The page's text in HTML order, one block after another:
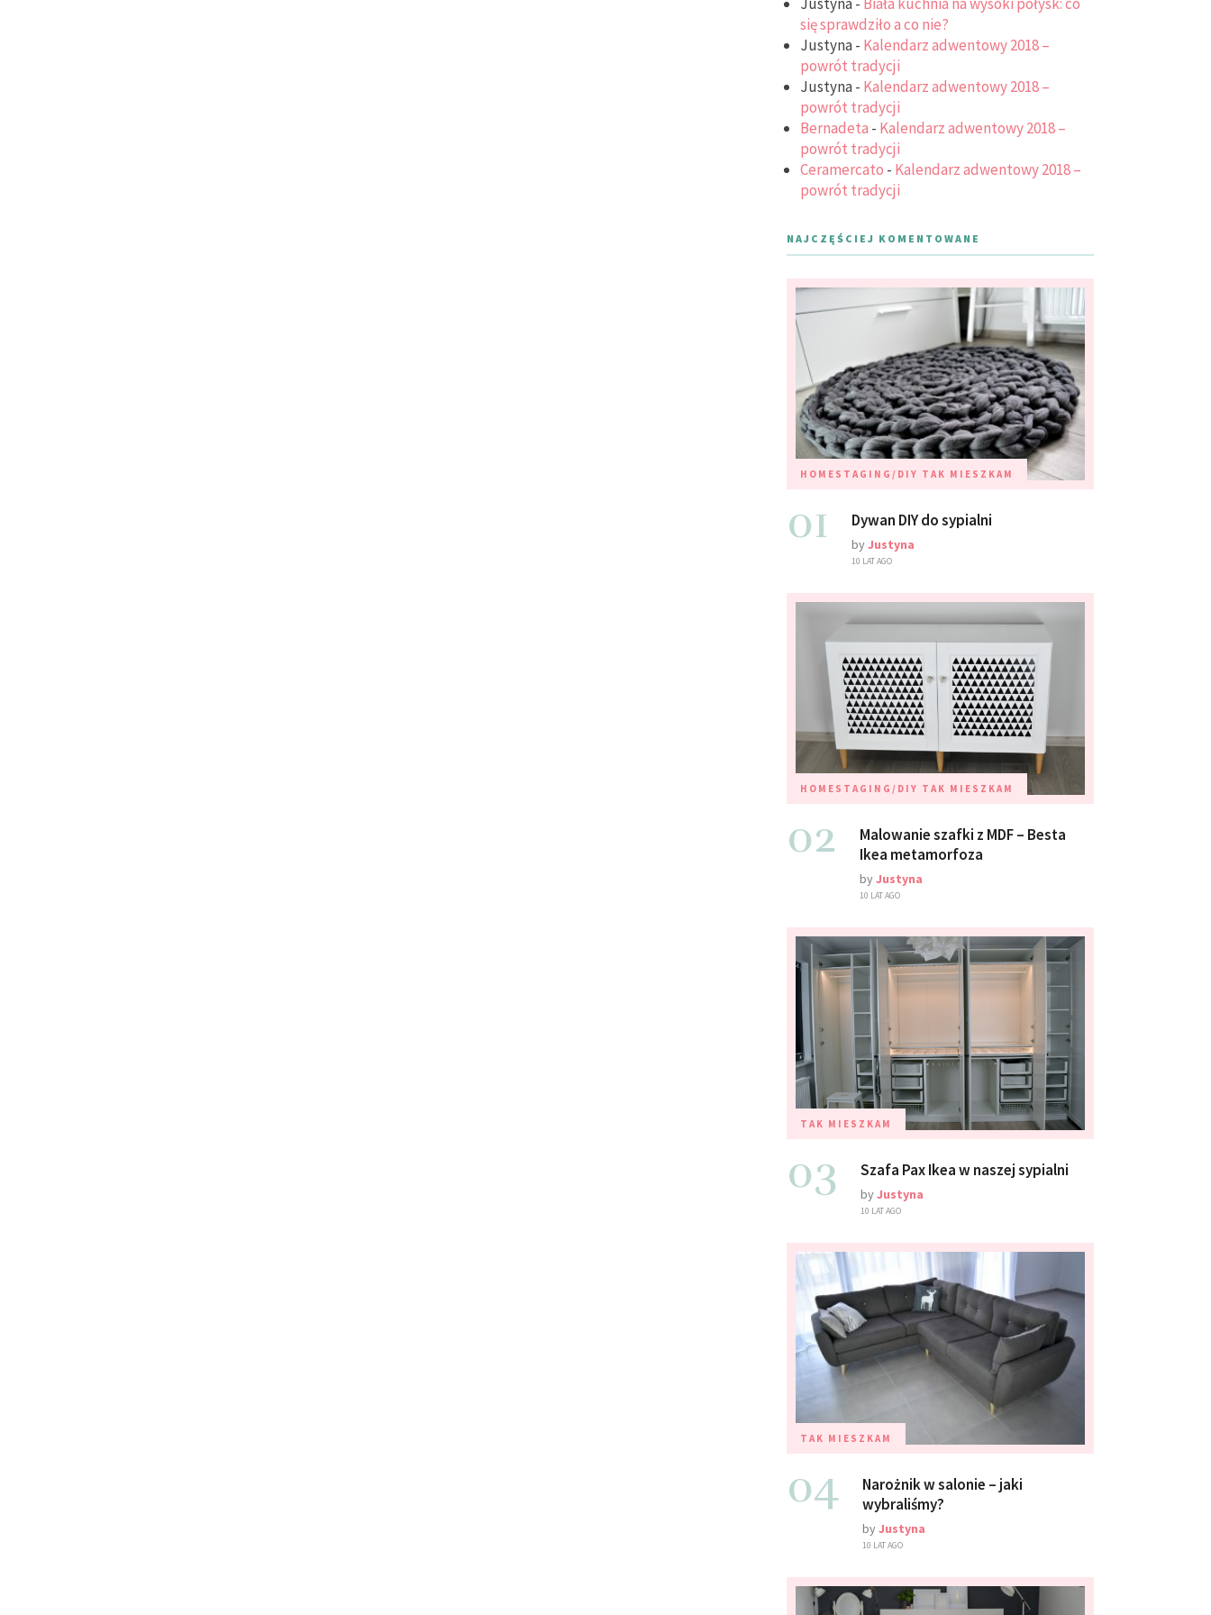
się sprawdziło a co nie?
Justyna- Kalendarz adwentowy 2018 –
powrót tradycji
Justyna- Kalendarz adwentowy 2018 –
powrót tradycji
Bernadeta - Kalendarz adwentowy 2018 –
powrót tradycji
Ceramercato - Kalendarz adwentowy 2018 –
powrót tradycji
NAJCZĘŚCIEJ KOMENTOWANE
HOMESTAGING/DIY TAK MIESZKAM
01 Dywan DIY do sypialni
byJustyna
10 LAT AGO
HOMESTAGING/DIY TAK MIESZKAM
02
Malowanie szafki z MDF – Besta
Ikea metamorfoza
byJustyna
10 LAT AGO
TAK MIESZKAM
03 Szafa Pax Ikea w naszej sypialni
byJustyna
10 LAT AGO
TAK MIESZKAM
04
Narożnik w salonie – jaki
wybraliśmy?
byJustyna
10 LAT AGO